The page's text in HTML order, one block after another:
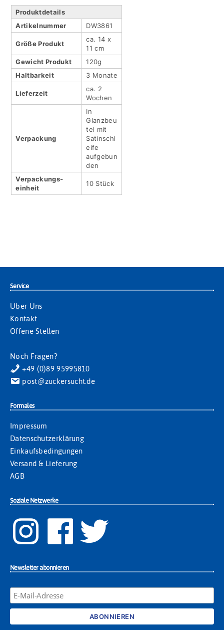
Produktdetails
Artikel­nummer
DW3861
Größe Produkt
ca. 14 x
11 cm
Gewicht Produkt
120g
Haltbar­keit
3 Monate
Lieferzeit
ca. 2
Wochen
Verpackung
In
Glanzbeu
tel mit
Satinschl
eife
aufgebun
den
Verpackungs­
einheit
10 Stück
Service
Über Uns
Kontakt
Offene Stellen
Noch Fragen?
+49 (0)89 95995810
post@zuckersucht.de
Formales
Impressum
Datenschutzerklärung
Einkaufsbedingungen
Versand & Lieferung
AGB
Soziale Netzwerke
Newsletter abonnieren